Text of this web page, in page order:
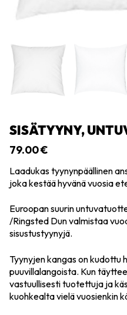
SISÄTYYNY,
79.00€
Laadukas tyynynpäällinen
joka kestää hyvänä vuosia
Euroopan suurin
/Ringsted Dun valmistaa
sisustustyynyjä.
Tyynyjen kangas on kudottu
puuvillalangoista. Kun
vastuullisesti tuotettuja ja
kuohkealta vielä vuosienkin